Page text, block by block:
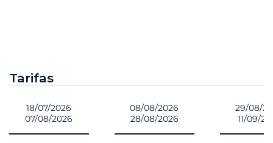
Tarifas
18/07/2026
07/08/2026
08/08/2026
28/08/2026
29/08/
11/09/